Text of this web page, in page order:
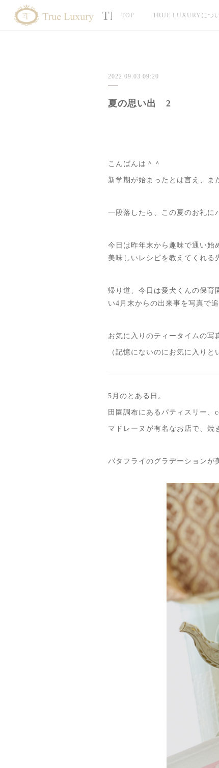
TRUE LUXURY
TOP TRUE LUXURYにつ
2022.09.03 09:20
夏の思い出 2
こんばんは＾＾
新学期が始まったとは言え、ま
一段落したら、この夏のお礼に
今日は昨年末から趣味で通い
美味しいレシピを教えてくれる
帰り道、今日は愛犬くんの保
い4月末からの出来事を写真で
お気に入りのティータイムの
（記憶にないのにお気に入りと
5月のとある日。
田園調布にあるパティスリー、
マドレーヌが有名なお店で、焼
バタフライのグラデーションが